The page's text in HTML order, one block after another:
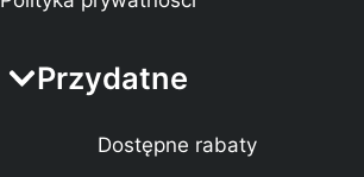
Przydatne
Dostępne rabaty